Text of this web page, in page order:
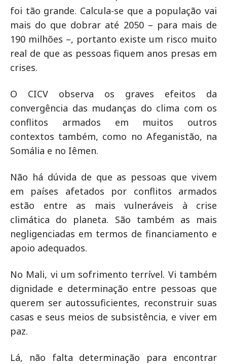
foi tão grande. Calcula-se que a população vai
mais do que dobrar até 2050 – para mais de
190 milhões –, portanto existe um risco muito
real de que as pessoas fiquem anos presas em
crises.
O CICV observa os graves efeitos da
convergência das mudanças do clima com os
conflitos armados em muitos outros
contextos também, como no Afeganistão, na
Somália e no Iêmen.
Não há dúvida de que as pessoas que vivem
em países afetados por conflitos armados
estão entre as mais vulneráveis à crise
climática do planeta. São também as mais
negligenciadas em termos de financiamento e
apoio adequados.
No Mali, vi um sofrimento terrível. Vi também
dignidade e determinação entre pessoas que
querem ser autossuficientes, reconstruir suas
casas e seus meios de subsistência, e viver em
paz.
Lá, não falta determinação para encontrar